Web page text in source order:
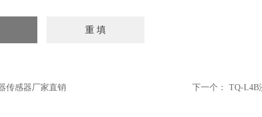
传感器厂家直销 下一个： TQ-L4B